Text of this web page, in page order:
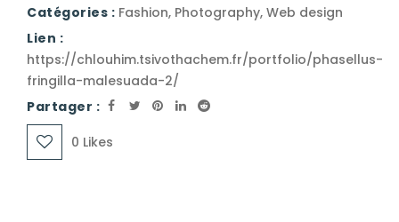
Catégories : Fashion, Photography, Web design
Lien :
https://chlouhim.tsivothachem.fr/portfolio/phasellus-
fringilla-malesuada-2/
Partager :
0 Likes